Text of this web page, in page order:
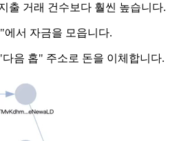
출 거래 건수보다 훨씬 높습니다.
서 자금을 모읍니다.
음 홉" 주소로 돈을 이체합니다.